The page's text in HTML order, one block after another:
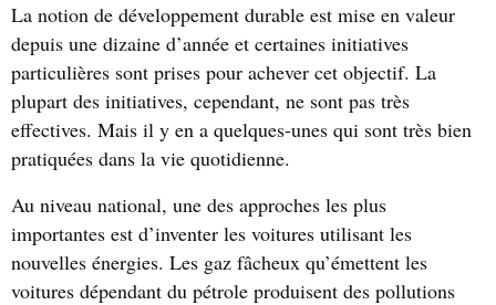
La notion de développement durable est mise en valeur
depuis une dizaine d’année et certaines initiatives
particulières sont prises pour achever cet objectif. La
plupart des initiatives, cependant, ne sont pas très
effectives. Mais il y en a quelques-unes qui sont très bien
pratiquées dans la vie quotidienne.
Au niveau national, une des approches les plus
importantes est d’inventer les voitures utilisant les
nouvelles énergies. Les gaz fâcheux qu’émettent les
voitures dépendant du pétrole produisent des pollutions